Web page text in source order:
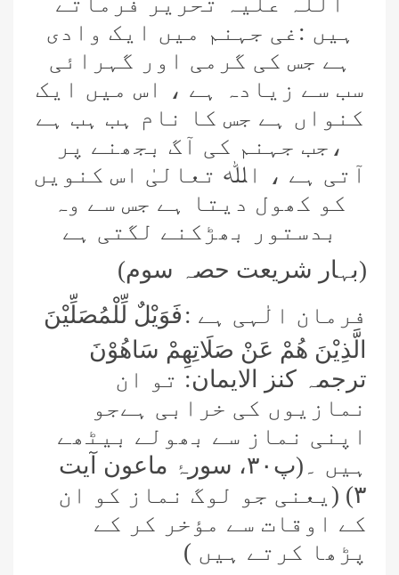
ہیں :غی جہنم میں ایک وادی
ہے جس کی گرمی اور گہرائی
سب سے زیادہ ہے ، اس میں ایک
کنواں ہے جس کا نام ہب ہب ہے
،جب جہنم کی آگ بجھنے پر
آتی ہے ، اﷲ تعالیٰ اس کنویں
کو کھول دیتا ہے جس سے وہ
بدستور بھڑکنے لگتی ہے
(بہار شریعت حصہ سوم)
فرمان الٰہی ہے : فَوَیْلٌ لِّلْمُصَلِّیْنَ
الَّذِیْنَ ھُمْ عَنْ صَلَاتِھِمْ سَاھُوْنَ
ترجمہ کنز الایمان: تو ان
نمازیوں کی خرابی ہےجو
اپنی نماز سے بھولے بیٹھے
ہیں ۔ (پ ۳۰، سورۂ ماعون آیت
۳) (یعنی جو لوگ نماز کو ان
کے اوقات سے مؤخر کر کے
پڑھا کرتے ہیں )